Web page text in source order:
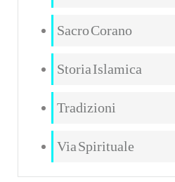
Sacro Corano
Storia Islamica
Tradizioni
Via Spirituale